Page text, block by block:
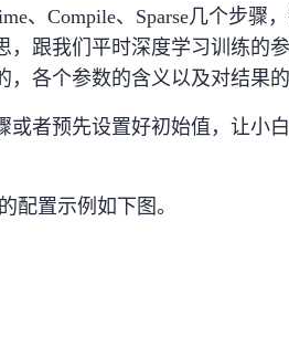
、Compile、Sparse几个步骤
，跟我们平时深度学习训练的
各个参数的含义以及对结果的
或者预先设置好初始值，让小
配置示例如下图。